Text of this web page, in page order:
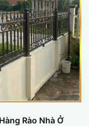
Hàng Rào Nhà Ở